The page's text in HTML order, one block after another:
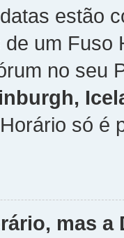
estão
um Fuso
no seu
só é
mas a